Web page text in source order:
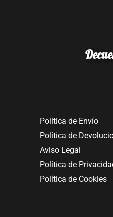
Política de Envío
Política de
Aviso Legal
Política de
Política de Cookies